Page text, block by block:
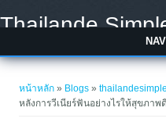
Thailande
หน้าหลัก » Blogs »
หลังการวีเนียร์ฟันอย่างไรให้สุขภาพดี